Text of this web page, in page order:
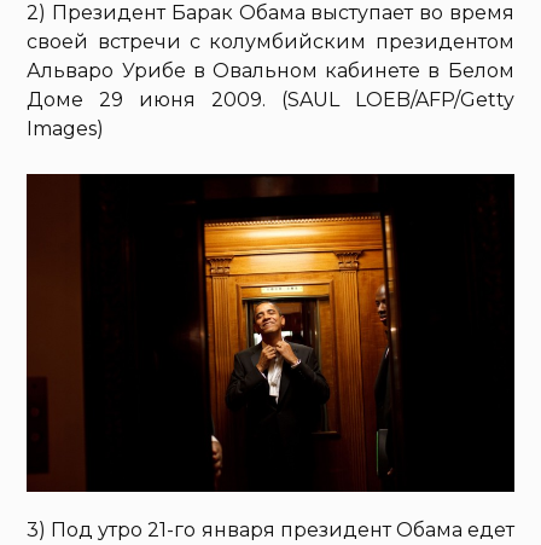
2) Президент Барак Обама выступает во время
своей встречи с колумбийским президентом
Альваро Урибе в Овальном кабинете в Белом
Доме 29 июня 2009. (SAUL LOEB/AFP/Getty
Images)
3) Под утро 21-го января президент Обама едет